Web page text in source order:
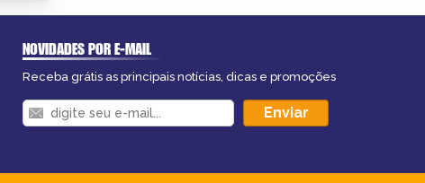
NOVIDADES POR E-MAIL
Receba grátis as principais notícias, dicas e promoções